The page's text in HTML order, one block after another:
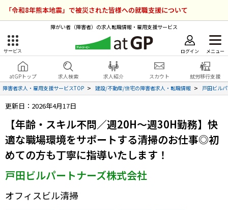
「令和8年熊本地震」で被災された皆様への就職支援について
障がい者（障害者）の求人転職情報・雇用支援サービス
サービス ログイン メニュー
atGPトップ 求人検索 求人紹介 スカウト
就労移行支援
障害者求人・雇用支援サービスTOP
建設/不動産/住宅の障害者求人・転職情報 戸田ビル
更新日：2026年4月17日
【年齢・スキル不問／週20H～週30H勤務】快
適な職場環境をサポートする清掃のお仕事◎初
めての方も丁寧に指導いたします！
戸田ビルパートナーズ株式会社
オフィスビル清掃
障害者雇用のアットジーピー
サービスラインナップ
就転職支援サービス
障害者専門の就転職支援サービス
障害者アスリート専門の就転職支援サービス
ログイン 会員登録 無料
atGPトップ
各種サービス
求人を紹介してもらう